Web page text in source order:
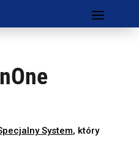
System, który